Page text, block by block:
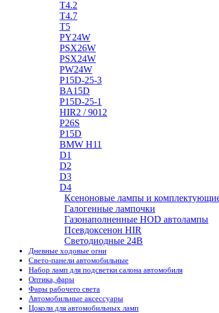
T4.2
T4.7
T5
PY24W
PSX26W
PSX24W
PW24W
P15D-25-3
BA15D
P15D-25-1
HIR2 / 9012
P26S
P15D
BMW H11
D1
D2
D3
D4
Ксеноновые лампы и
Галогенные лампочки
Газонаполненные HOD автолампы
Псевдоксенон HIR
Cветодиодные 24B
Дневные ходовые огни
Свето-панели автомобильные
Набор ламп для подсветки салона автомобиля
Оптика, фары
Фары рабочего света
Автомобильные аксессуары
Цоколи для автомобильных ламп